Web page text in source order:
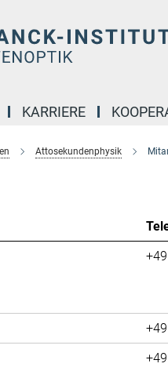
KARRIERE
Attosekundenphysik